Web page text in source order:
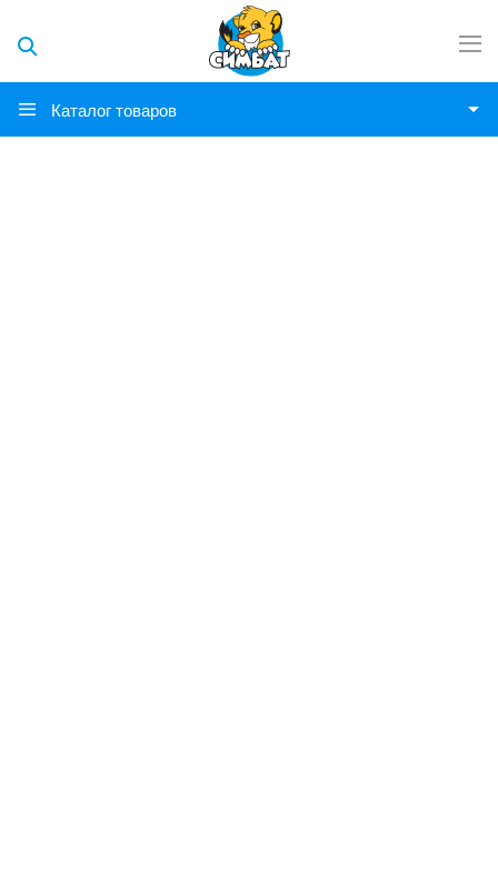
Каталог товаров